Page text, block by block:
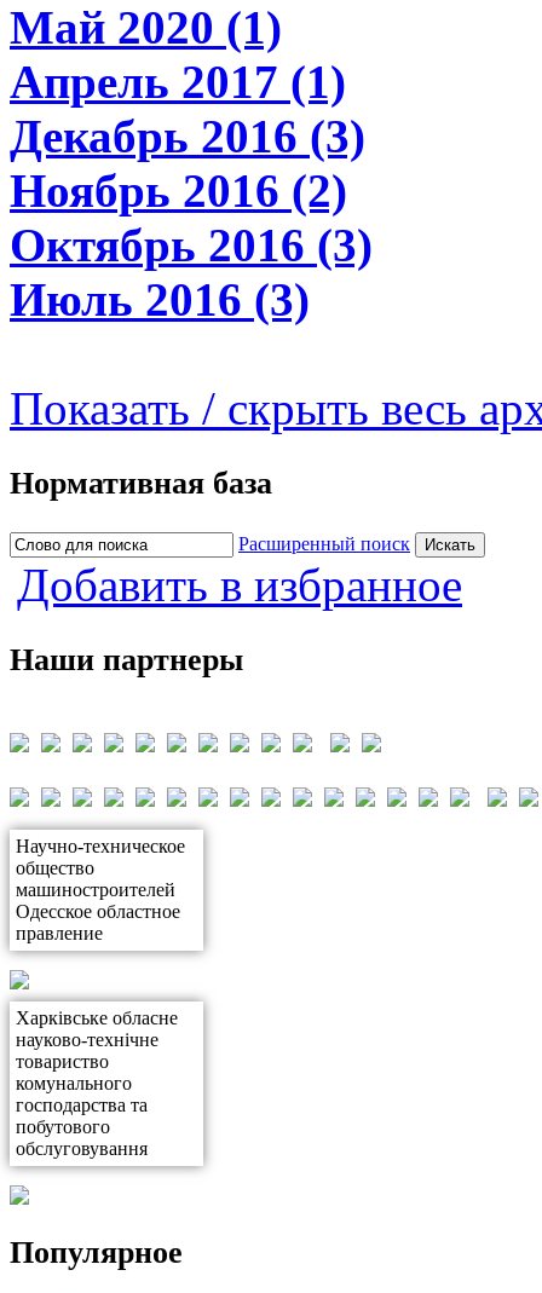
Май 2020 (1)
Апрель 2017 (1)
Декабрь 2016 (3)
Ноябрь 2016 (2)
Октябрь 2016 (3)
Июль 2016 (3)
Показать / скрыть весь
Нормативная база
Расширенный поиск
Добавить в избранное
Наши партнеры
Научно-техническое
общество
машиностроителей
Одесское областное
правление
Харківське обласне
науково-технічне
товариство
комунального
господарства та
побутового
обслуговування
Популярное